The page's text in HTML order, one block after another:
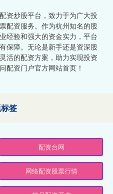
资炒股平台，致力于为广大投
配资服务。作为杭州知名的股
经验和强大的资金实力，平台
保障。无论是新手还是资深股
活的配资方案，助力实现投资
配资门户官方网站首页！
签
配资台网
网络配资股票行情